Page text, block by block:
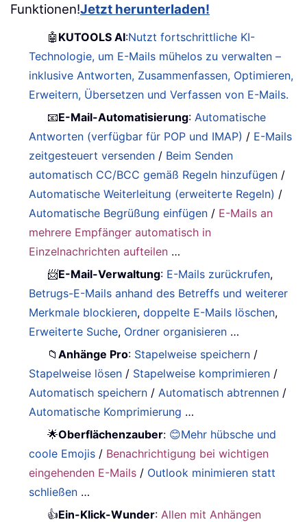
Funktionen!Jetzt herunterladen!
🤖 KUTOOLS AI:Nutzt fortschrittliche KI-
Technologie, um E-Mails mühelos zu verwalten –
inklusive Antworten, Zusammenfassen, Optimieren,
Erweitern, Übersetzen und Verfassen von E-Mails.
📧E-Mail-Automatisierung: Automatische
Antworten (verfügbar für POP und IMAP) / E-Mails
zeitgesteuert versenden / Beim Senden
automatisch CC/BCC gemäß Regeln hinzufügen /
Automatische Weiterleitung (erweiterte Regeln) /
Automatische Begrüßung einfügen / E-Mails an
mehrere Empfänger automatisch in
Einzelnachrichten aufteilen …
📨E-Mail-Verwaltung: E-Mails zurückrufen,
Betrugs-E-Mails anhand des Betreffs und weiterer
Merkmale blockieren,doppelte E-Mails löschen,
Erweiterte Suche, Ordner organisieren …
📁Anhänge Pro: Stapelweise speichern /
Stapelweise lösen / Stapelweise komprimieren /
Automatisch speichern / Automatisch abtrennen /
Automatische Komprimierung …
🌟Oberflächenzauber: 😊Mehr hübsche und
coole Emojis / Benachrichtigung bei wichtigen
eingehenden E-Mails / Outlook minimieren statt
schließen …
👍Ein-Klick-Wunder: Allen mit Anhängen